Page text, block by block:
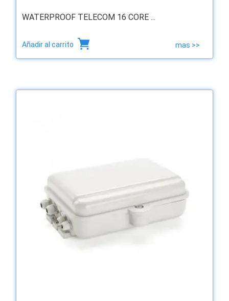
WATERPROOF TELECOM 16 CORE ...
Añadir al carrito mas >>